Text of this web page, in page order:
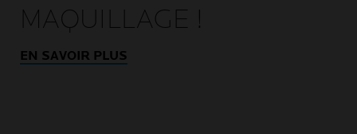
MAQUILLAGE !
EN SAVOIR PLUS